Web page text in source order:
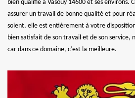
bien qualifié à Vasouy 14600 et ses environs.
assurer un travail de bonne qualité et pour
soient, elle est entièrement à votre
bien satisfait de son travail et de son service,
car dans ce domaine, c’est la meilleure.